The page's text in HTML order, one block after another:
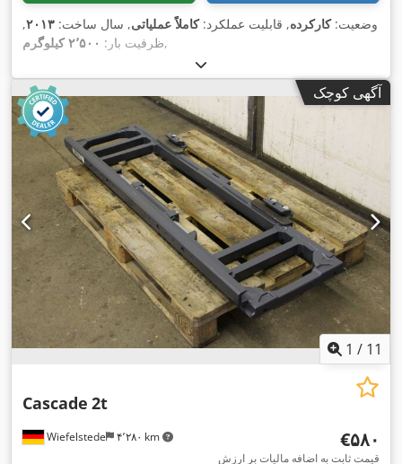
وضعیت:کارکرده, قابلیت عملکرد:کاملاً عملیاتی, سال ساخت: ۲۰۱۳,
ظرفیت بار: ۲٬۵۰۰ کیلوگرم ,
آگهی کوچک
1 / 11
Wiefelstede ۴٬۲۸۰ km
Cascade 2t
‎€۵۸۰
قیمت ثابت به اضافه مالیات بر ارزش